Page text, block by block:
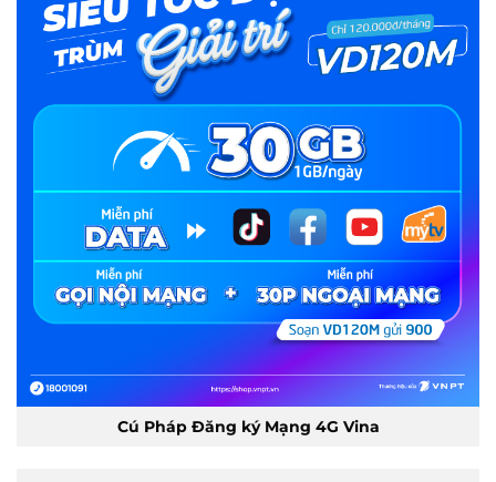
Cú Pháp Đăng ký Mạng 4G Vina